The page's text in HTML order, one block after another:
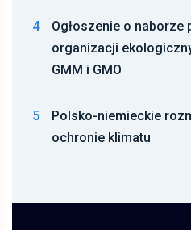
4
Ogłoszenie o naborze
organizacji
GMM i GMO
5
Polsko-niemieckie
ochronie klimatu